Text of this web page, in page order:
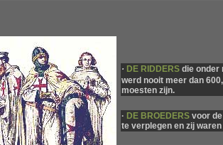
· DE RIDDERS die onder
werd nooit meer dan
moesten zijn.
· DE BROEDERS voor
te verplegen en zij